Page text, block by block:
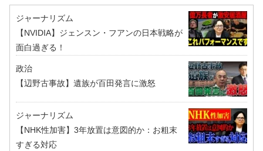
ジャーナリズム
【NVIDIA】ジェンスン・フアンの日本戦略が
面白過ぎる！
政治
【辺野古事故】遺族が百田発言に激怒
ジャーナリズム
【NHK性加害】3年放置は意図的か：お粗末
すぎる対応